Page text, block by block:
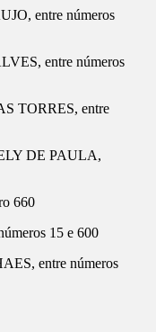
entre números
entre números
entre
DE PAULA,
660
15 e 600
entre números